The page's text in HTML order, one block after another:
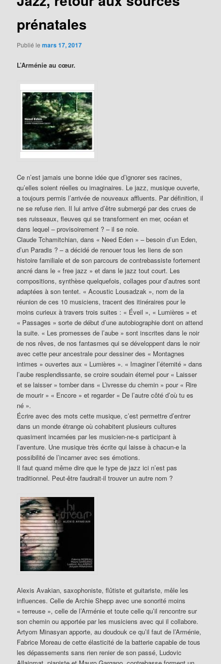
prénatales
Publié lemars 17, 2017
L’Arménie au cœur.
Ce n’est jamais une bonne idée que d’ignorer ses racines,
qu’elles soient réelles ou imaginaires. Le jazz, musique ouverte,
a toujours permis l’arrivée de nouveaux affluents. Par définition, il
ne se refuse rien. Il lui arrive d’être submergé par des crues de
ses ruisseaux, fleuves qui se transforment en mer, océan et
dans lequel – provisoirement ? – il se noie.
Claude Tchamitchian, dans « Need Eden » – besoin d’un Eden,
d’un Paradis ? – a décidé de renouer tous les liens de son
histoire familiale et de son parcours de contrebassiste fortement
ancré dans le « free jazz » et dans le jazz tout court. Les
compositions, synthèse quelquefois, collages pour d’autres sont
adaptées à son tentet. « Acoustic Lousadzak », nom de la
réunion de ces 10 musiciens, tracent des itinéraires pour le
moins curieux à travers trois suites : « Éveil », « Lumières » et
« Passages » sorte de début d’une autobiographie dont on attend
la suite. « Les promesses de l’aube » sont inscrites dans le noir
de nos rêves, de nos fantasmes qui se développent dans le noir
avec cette peur ancestrale pour dessiner des « Montagnes
intimes » ouvertes aux « Lumières ». « Imaginer l’éternité » dans
l’aube resplendissante, se croire soudain éternel pour « Laisser
et se laisser » tomber dans « L’ivresse du chemin » pour « Rire
de mourir » « Encore » et regarder « De l’autre côté d’où tu es
né ».
Écrire avec des mots cette musique, c’est permettre d’entrer
dans un monde étrange où cohabitent plusieurs cultures
quasiment incarnées par les musicien-ne-s participant à
l’aventure. Une musique très écrite qui laisse à chacun-e la
possibilité de l’incarner avec ses émotions.
Il faut quand même dire que le type de jazz ici n’est pas
traditionnel. Peut-être faudrait-il trouver un autre nom ?
Alexis Avakian, saxophoniste, flûtiste et guitariste, mêle les
influences. Celle de Archie Shepp avec une sonorité moins
« terreuse », celle de l’Arménie et toute celle qu’il rencontre sur
son chemin ou apportée par les musiciens avec qui il collabore.
Artyom Minasyan apporte, au doudouk ce qu’il faut de l’Arménie,
Fabrice Moreau de cette élasticité de la batterie capable de tous
les dépassements sans rien renier de son passé, Ludovic